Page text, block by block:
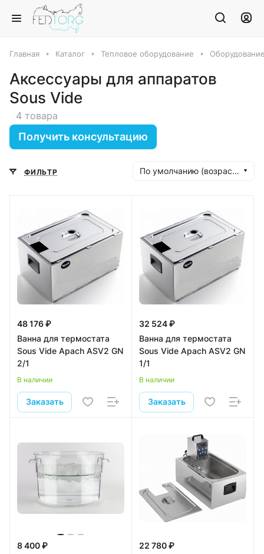
Главная Каталог Тепловое оборудование
Аксессуары для аппаратов
Sous Vide
4 товара
Получить консультацию
ФИЛЬТР По умолчанию (возрастание)
48 176 ₽
Ванна для термостата
Sous Vide Apach ASV2 GN
2/1
В наличии
Заказать
32 524 ₽
Ванна для термостата
Sous Vide Apach ASV2 GN
1/1
В наличии
Заказать
8 400 ₽
22 780 ₽